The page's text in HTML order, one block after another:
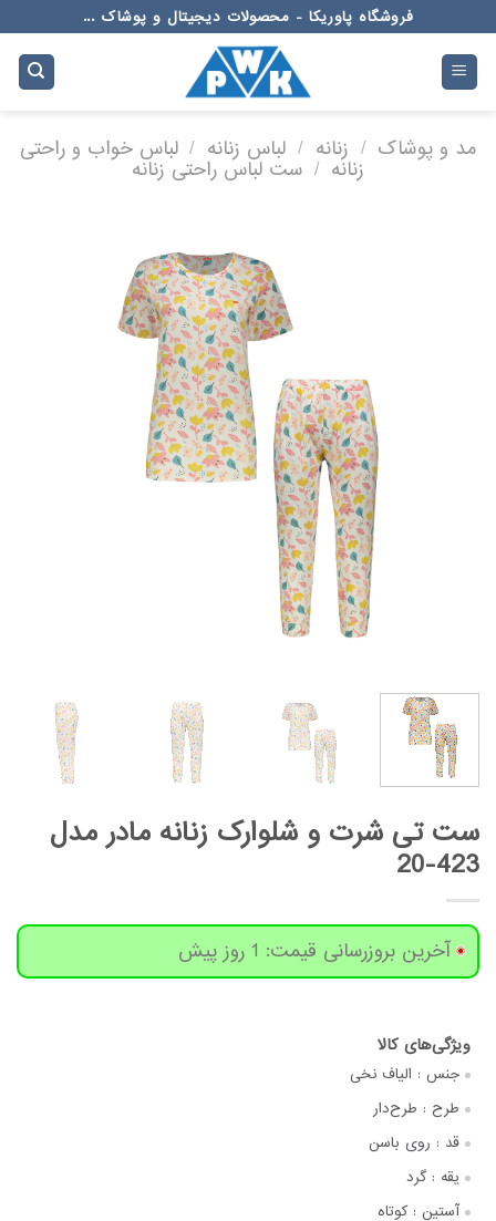
to
content
فروشگاه پاوریکا - محصولات دیجیتال و پوشاک ...
مد و پوشاک / زنانه / لباس زنانه / لباس خواب و راحتی
زنانه / ست لباس راحتی زنانه
ست تی شرت و شلوارک زنانه مادر مدل
423-20
آخرین بروزرسانی قیمت: 1 روز پیش
جنس : الیاف نخی
طرح : طرح‌دار
قد : روی باسن
یقه : گرد
آستین : کوتاه